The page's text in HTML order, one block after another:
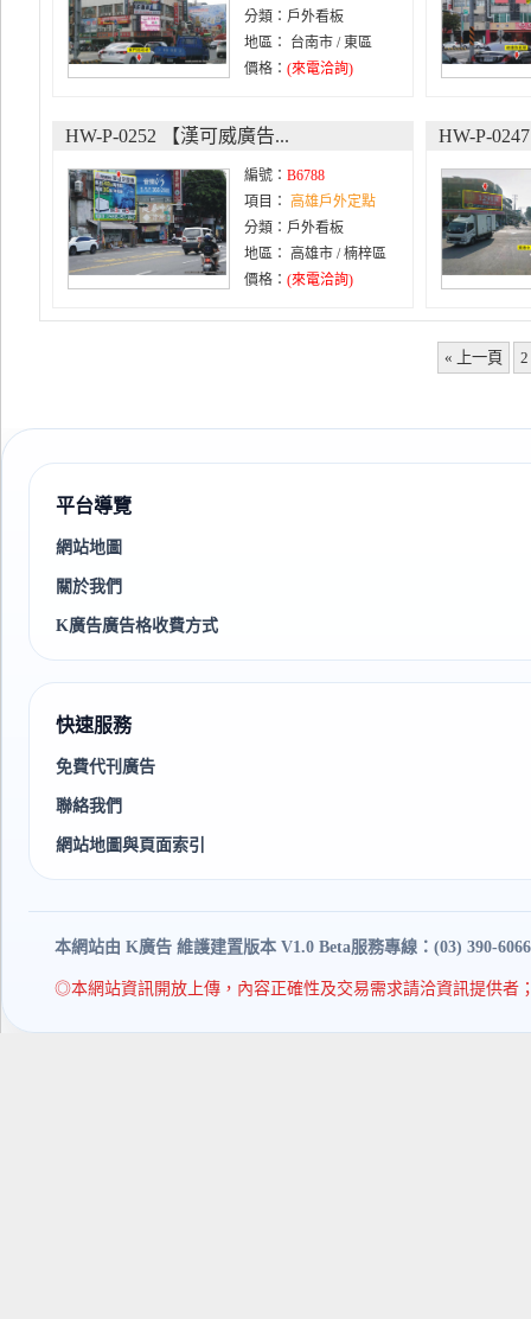
分類：戶外看板
地區： 台南市 / 東區
價格： (來電洽詢)
HW-P-0252 【漢可威廣告...
編號： B6788
項目：
高雄戶外定點
分類：戶外看板
地區： 高雄市 / 楠梓區
價格： (來電洽詢)
HW-P-
« 上一頁 2
平台導覽
網站地圖
關於我們
K廣告廣告格收費方式
快速服務
免費代刊廣告
聯絡我們
網站地圖與頁面索引
本網站由 K廣告 維護建置版本 V1.0 Beta服務專線：(03) 390-6066
◎本網站資訊開放上傳，內容正確性及交易需求請洽資訊提供者